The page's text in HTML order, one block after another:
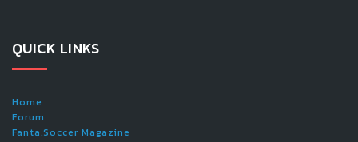
QUICK LINKS
Home
Forum
Fanta.Soccer Magazine